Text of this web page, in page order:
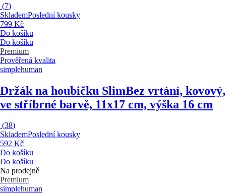
(7)
SklademPoslední kousky
799 Kč
Do košíku
Do košíku
Premium
Prověřená kvalita
simplehuman
Držák na houbičku SlimBez vrtání, kovový,
ve stříbrné barvě, 11x17 cm, výška 16 cm
(38)
SklademPoslední kousky
592 Kč
Do košíku
Do košíku
Na prodejně
Premium
simplehuman